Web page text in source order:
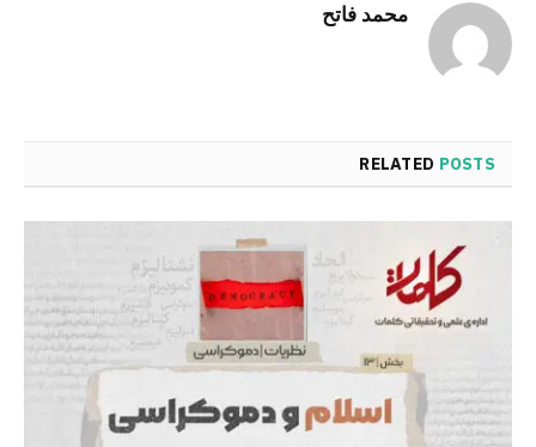
محمد فاتح
RELATED POSTS